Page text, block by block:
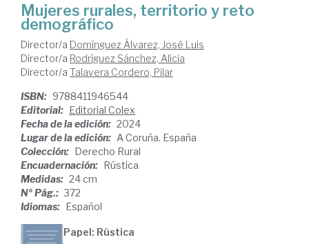
Mujeres rurales, territorio y reto
demográfico
Director/a Domínguez Álvarez, José Luis
Director/a Rodríguez Sánchez, Alicia
Director/a Talavera Cordero, Pilar
ISBN: 9788411946544
Editorial: Editorial Colex
Fecha de la edición: 2024
Lugar de la edición: A Coruña. España
Colección: Derecho Rural
Encuadernación: Rústica
Medidas: 24 cm
Nº Pág.: 372
Idiomas: Español
Papel: Rústica